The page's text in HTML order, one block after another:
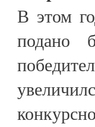
В этом
подано